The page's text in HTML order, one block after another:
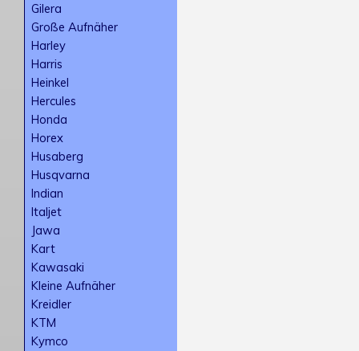
Gilera
Große Aufnäher
Harley
Harris
Heinkel
Hercules
Honda
Horex
Husaberg
Husqvarna
Indian
Italjet
Jawa
Kart
Kawasaki
Kleine Aufnäher
Kreidler
KTM
Kymco